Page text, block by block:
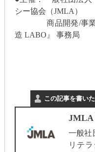
シー協会（JMLA）
商品開発/事業開
造 LABO』 事務局
この記事を書い
JMLA
一般社
リテ